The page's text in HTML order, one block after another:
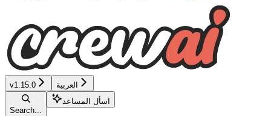
v1.15.0 العربية
Search...
اسأل المساعد